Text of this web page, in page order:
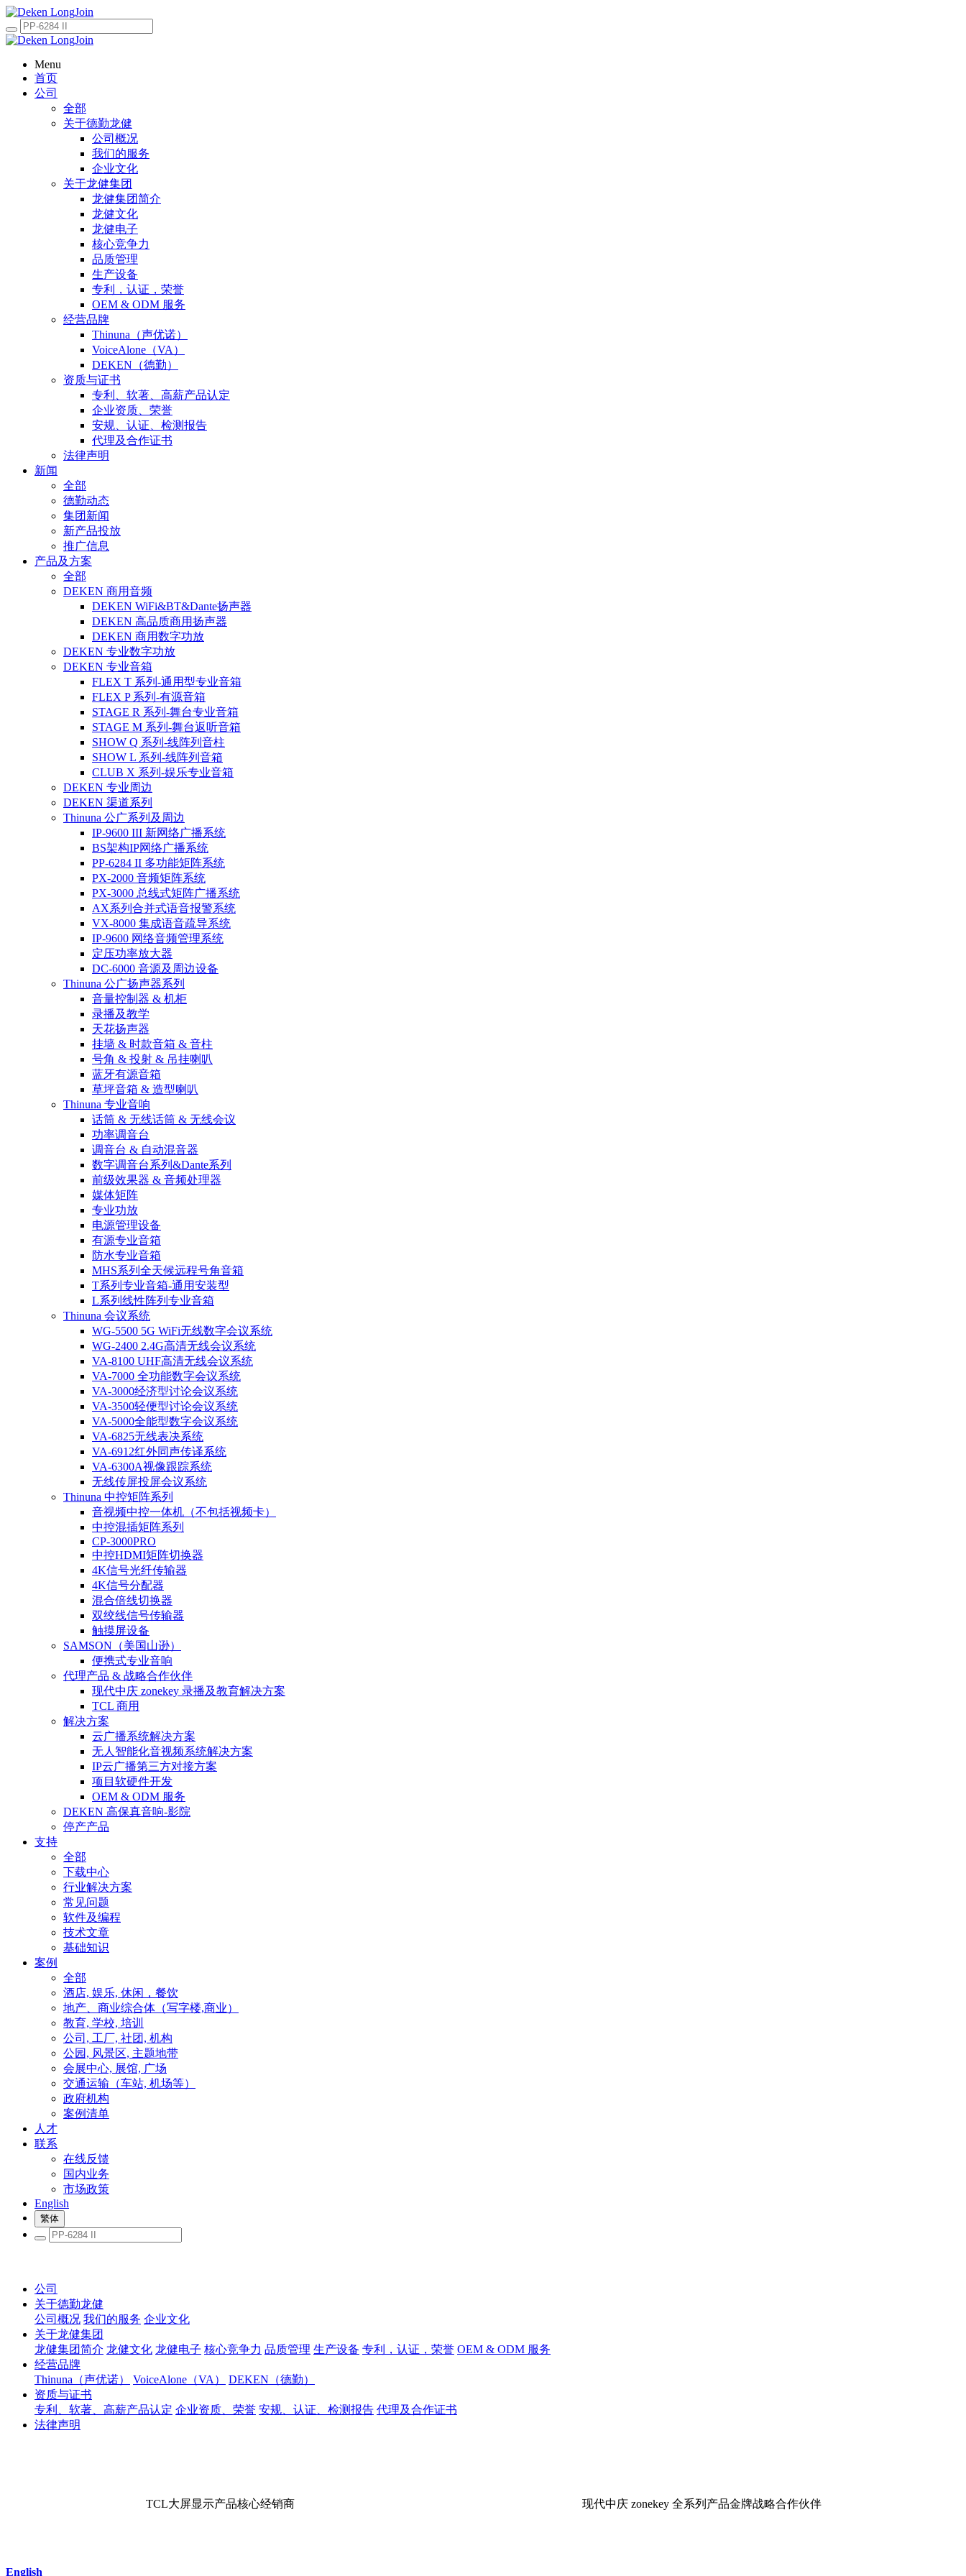
Menu
首页
公司
全部
关于德勤龙健
公司概况
我们的服务
企业文化
关于龙健集团
龙健集团简介
龙健文化
龙健电子
核心竞争力
品质管理
生产设备
专利，认证，荣誉
OEM & ODM 服务
经营品牌
Thinuna（声优诺）
VoiceAlone（VA）
DEKEN（德勤）
资质与证书
专利、软著、高薪产品认定
企业资质、荣誉
安规、认证、检测报告
代理及合作证书
法律声明
新闻
全部
德勤动态
集团新闻
新产品投放
推广信息
产品及方案
全部
DEKEN 商用音频
DEKEN WiFi&BT&Dante扬声器
DEKEN 高品质商用扬声器
DEKEN 商用数字功放
DEKEN 专业数字功放
DEKEN 专业音箱
FLEX T 系列-通用型专业音箱
FLEX P 系列-有源音箱
STAGE R 系列-舞台专业音箱
STAGE M 系列-舞台返听音箱
SHOW Q 系列-线阵列音柱
SHOW L 系列-线阵列音箱
CLUB X 系列-娱乐专业音箱
DEKEN 专业周边
DEKEN 渠道系列
Thinuna 公广系列及周边
IP-9600 III 新网络广播系统
BS架构IP网络广播系统
PP-6284 II 多功能矩阵系统
PX-2000 音频矩阵系统
PX-3000 总线式矩阵广播系统
AX系列合并式语音报警系统
VX-8000 集成语音疏导系统
IP-9600 网络音频管理系统
定压功率放大器
DC-6000 音源及周边设备
Thinuna 公广扬声器系列
音量控制器 & 机柜
录播及教学
天花扬声器
挂墙 & 时款音箱 & 音柱
号角 & 投射 & 吊挂喇叭
蓝牙有源音箱
草坪音箱 & 造型喇叭
Thinuna 专业音响
话筒 & 无线话筒 & 无线会议
功率调音台
调音台 & 自动混音器
数字调音台系列&Dante系列
前级效果器 & 音频处理器
媒体矩阵
专业功放
电源管理设备
有源专业音箱
防水专业音箱
MHS系列全天候远程号角音箱
T系列专业音箱-通用安装型
L系列线性阵列专业音箱
Thinuna 会议系统
WG-5500 5G WiFi无线数字会议系统
WG-2400 2.4G高清无线会议系统
VA-8100 UHF高清无线会议系统
VA-7000 全功能数字会议系统
VA-3000经济型讨论会议系统
VA-3500轻便型讨论会议系统
VA-5000全能型数字会议系统
VA-6825无线表决系统
VA-6912红外同声传译系统
VA-6300A视像跟踪系统
无线传屏投屏会议系统
Thinuna 中控矩阵系列
音视频中控一体机（不包括视频卡）
中控混插矩阵系列
CP-3000PRO
中控HDMI矩阵切换器
4K信号光纤传输器
4K信号分配器
混合倍线切换器
双绞线信号传输器
触摸屏设备
SAMSON（美国山逊）
便携式专业音响
代理产品 & 战略合作伙伴
现代中庆 zonekey 录播及教育解决方案
TCL 商用
解决方案
云广播系统解决方案
无人智能化音视频系统解决方案
IP云广播第三方对接方案
项目软硬件开发
OEM & ODM 服务
DEKEN 高保真音响-影院
停产产品
支持
全部
下载中心
行业解决方案
常见问题
软件及编程
技术文章
基础知识
案例
全部
酒店, 娱乐, 休闲，餐饮
地产、商业综合体（写字楼,商业）
教育, 学校, 培训
公司, 工厂, 社团, 机构
公园, 风景区, 主题地带
会展中心, 展馆, 广场
交通运输（车站, 机场等）
政府机构
案例清单
人才
联系
在线反馈
国内业务
市场政策
English
繁体
公司
关于德勤龙健
公司概况 我们的服务 企业文化
关于龙健集团
龙健集团简介 龙健文化 龙健电子 核心竞争力 品质管理 生产设备 专利，认证，荣誉 OEM & ODM 服务
经营品牌
Thinuna（声优诺）
VoiceAlone（VA）
DEKEN（德勤）
资质与证书
专利、软著、高薪产品认定 企业资质、荣誉 安规、认证、检测报告 代理及合作证书
法律声明
TCL大屏显示产品核心经销商 现代中庆 zonekey 全系列产品金牌战略合作伙伴
English